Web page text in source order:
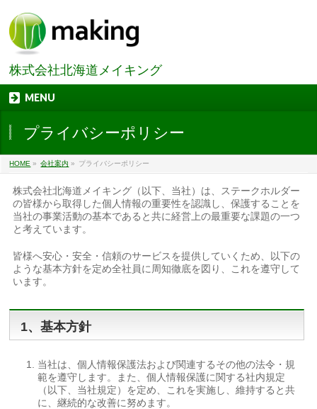
株式会社北海道メイキング
MENU
プライバシーポリシー
HOME » 会社案内 » プライバシーポリシー
株式会社北海道メイキング（以下、当社）は、ステークホルダー
の皆様から取得した個人情報の重要性を認識し、保護することを
当社の事業活動の基本であると共に経営上の最重要な課題の一つ
と考えています。
皆様へ安心・安全・信頼のサービスを提供していくため、以下の
ような基本方針を定め全社員に周知徹底を図り、これを遵守して
います。
1、基本方針
当社は、個人情報保護法および関連するその他の法令・規
範を遵守します。また、個人情報保護に関する社内規定
（以下、当社規定）を定め、これを実施し、維持すると共
に、継続的な改善に努めます。